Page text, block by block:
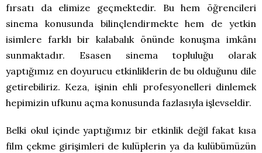
fırsatı da elimize geçmektedir. Bu hem öğrencileri
sinema konusunda bilinçlendirmekte hem de yetkin
isimlere farklı bir kalabalık önünde konuşma imkânı
sunmaktadır. Esasen sinema topluluğu olarak
yaptığımız en doyurucu etkinliklerin de bu olduğunu dile
getirebiliriz. Keza, işinin ehli profesyonelleri dinlemek
hepimizin ufkunu açma konusunda fazlasıyla işlevseldir.
Belki okul içinde yaptığımız bir etkinlik değil fakat kısa
film çekme girişimleri de kulüplerin ya da kulübümüzün